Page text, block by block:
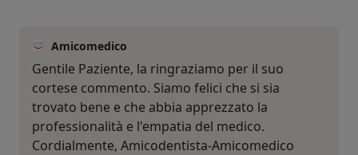
Amicomedico
Gentile Paziente, la ringraziamo per il suo
cortese commento. Siamo felici che si sia
trovato bene e che abbia apprezzato la
professionalità e l'empatia del medico.
Cordialmente, Amicodentista-Amicomedico